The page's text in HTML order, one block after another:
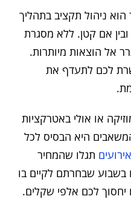
ניהול תקציב בתהליך
אם קטן. ללא מסגרת
אל הוצאות מיותרות.
לכם לתעדף את
או אולי באטרקציות
היא הבסיס לכל
תגלו שהמחיר
בשבוע שבחרתם לקיים בו
יחסוך לכם אלפי שקלים.